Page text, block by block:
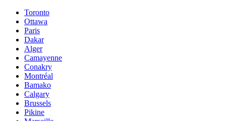
Toronto
Ottawa
Paris
Dakar
Alger
Camayenne
Conakry
Montréal
Bamako
Calgary
Brussels
Pikine